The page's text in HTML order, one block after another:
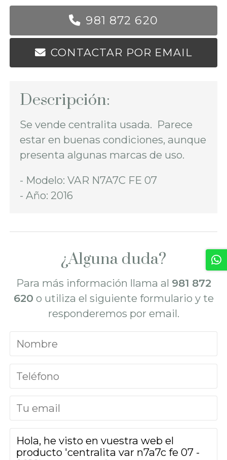
981 872 620
CONTACTAR POR EMAIL
Descripción:
Se vende centralita usada. Parece
estar en buenas condiciones, aunque
presenta algunas marcas de uso.
- Modelo: VAR N7A7C FE 07
- Año: 2016
¿Alguna duda?
Para más información llama al 981 872
620 o utiliza el siguiente formulario y te
responderemos por email.